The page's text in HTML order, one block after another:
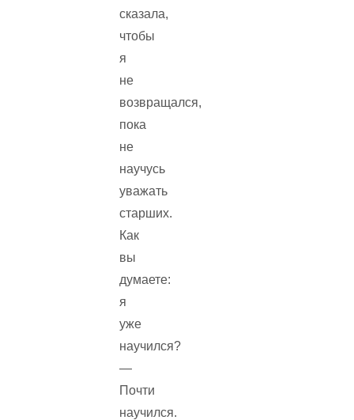
сказала,
чтобы
я
не
возвращался,
пока
не
научусь
уважать
старших.
Как
вы
думаете:
я
уже
научился?
—
Почти
научился.